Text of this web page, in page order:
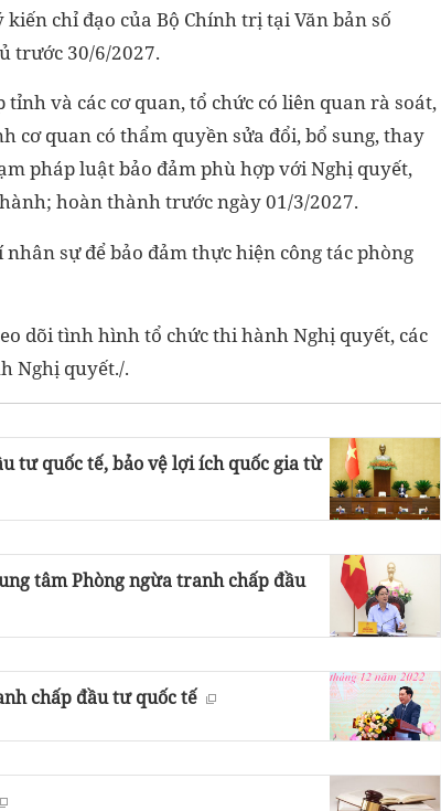
chỉ đạo của Bộ Chính trị tại Văn bản số
trước 30/6/2027.
tỉnh và các cơ quan, tổ chức có liên quan rà soát,
cơ quan có thẩm quyền sửa đổi, bổ sung, thay
pháp luật bảo đảm phù hợp với Nghị quyết,
hoàn thành trước ngày 01/3/2027.
sự để bảo đảm thực hiện công tác phòng
dõi tình hình tổ chức thi hành Nghị quyết, các
Nghị quyết./.
tư quốc tế, bảo vệ lợi ích quốc gia từ
tâm Phòng ngừa tranh chấp đầu
chấp đầu tư quốc tế